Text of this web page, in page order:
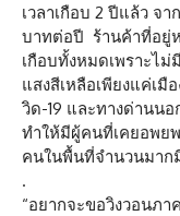
เวลาเกือบ 2 ปีแล้ว จ
บาทต่อปี ร้านค้าที่อยู่
เกือบทั้งหมดเพราะไม่
แสงสีเหลือเพียงแค่เมื
วิด-19 และทางด่านน
ทำให้มีผู้คนที่เคยอพย
คนในพื้นที่จำนวนมาก
.
“อยากจะขอวิงวอนภ